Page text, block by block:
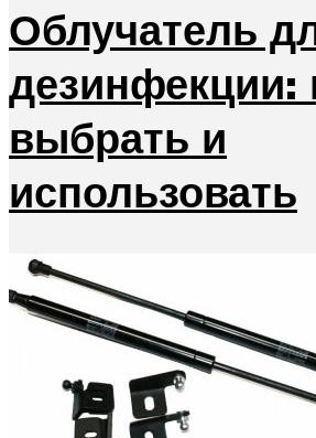
Облучатель
дезинфекции:
выбрать и
использовать